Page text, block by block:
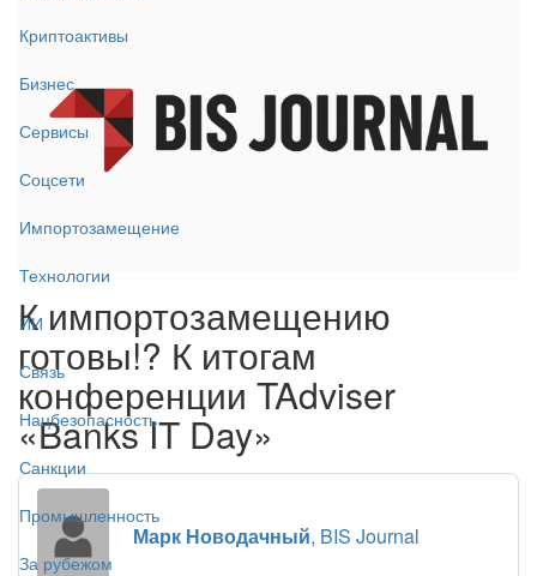
Криптоактивы
Бизнес
Сервисы
Соцсети
Импортозамещение
Технологии
ИИ
Связь
Нацбезопасность
Санкции
Промышленность
За рубежом
К импортозамещению
готовы!? К итогам
конференции TAdviser
«Banks IT Day»
Марк Новодачный, BIS Journal